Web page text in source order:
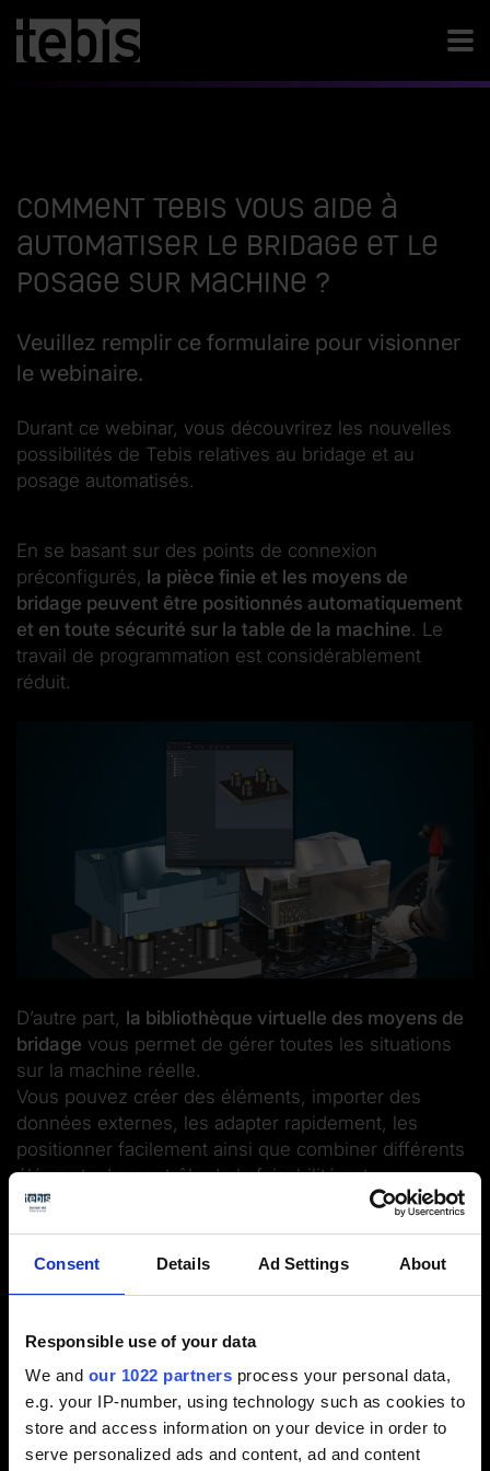
Consent Details Ad Settings About
Responsible use of your data
We and our 1022 partners process your personal data,
e.g. your IP-number, using technology such as cookies to
store and access information on your device in order to
serve personalized ads and content, ad and content
Comment Tebis vous aide à
automatiser le bridage et le
posage sur machine ?
Veuillez remplir ce formulaire pour visionner
le webinaire.
Durant ce webinar, vous découvrirez les nouvelles
possibilités de Tebis relatives au bridage et au
posage automatisés.
En se basant sur des points de connexion
préconfigurés, la pièce finie et les moyens de
bridage peuvent être positionnés automatiquement
et en toute sécurité sur la table de la machine. Le
travail de programmation est considérablement
réduit.
D’autre part, la bibliothèque virtuelle des moyens de
bridage vous permet de gérer toutes les situations
sur la machine réelle.
Vous pouvez créer des éléments, importer des
données externes, les adapter rapidement, les
positionner facilement ainsi que combiner différents
éléments. Le contrôle de la faisabilité est
automatique.
Voir la vidéo / formulaire de contact
Veuillez sélectionner les cookies de préférence
pour activer l'affichage.